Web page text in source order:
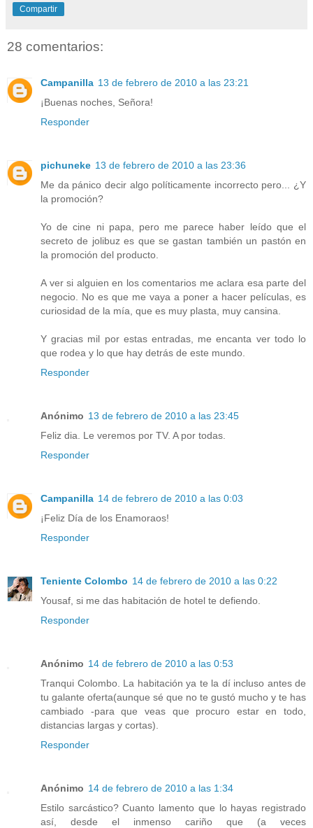
Compartir
28 comentarios:
Campanilla 13 de febrero de 2010 a las 23:21
¡Buenas noches, Señora!
Responder
pichuneke 13 de febrero de 2010 a las 23:36
Me da pánico decir algo políticamente incorrecto pero... ¿Y
la promoción?
Yo de cine ni papa, pero me parece haber leído que el
secreto de jolibuz es que se gastan también un pastón en
la promoción del producto.
A ver si alguien en los comentarios me aclara esa parte del
negocio. No es que me vaya a poner a hacer películas, es
curiosidad de la mía, que es muy plasta, muy cansina.
Y gracias mil por estas entradas, me encanta ver todo lo
que rodea y lo que hay detrás de este mundo.
Responder
Anónimo 13 de febrero de 2010 a las 23:45
Feliz dia. Le veremos por TV. A por todas.
Responder
Campanilla 14 de febrero de 2010 a las 0:03
¡Feliz Día de los Enamoraos!
Responder
Teniente Colombo 14 de febrero de 2010 a las 0:22
Yousaf, si me das habitación de hotel te defiendo.
Responder
Anónimo 14 de febrero de 2010 a las 0:53
Tranqui Colombo. La habitación ya te la dí incluso antes de
tu galante oferta(aunque sé que no te gustó mucho y te has
cambiado -para que veas que procuro estar en todo,
distancias largas y cortas).
Responder
Anónimo 14 de febrero de 2010 a las 1:34
Estilo sarcástico? Cuanto lamento que lo hayas registrado
así, desde el inmenso cariño que (a veces